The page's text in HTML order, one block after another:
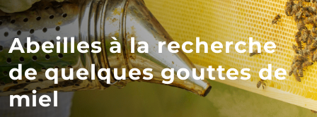
Abeilles à la recherche
de quelques gouttes de
miel